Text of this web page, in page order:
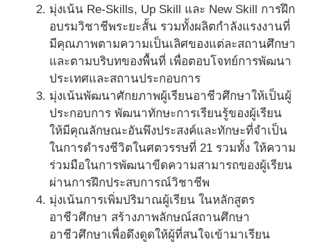
มุ่งเน้น Re-Skills, Up Skill และ New Skill การฝึก
อบรมวิชาชีพระยะสั้น รวมทั้งผลิตกำลังแรงงานที่
มีคุณภาพตามความเป็นเลิศของแต่ละสถานศึกษา
และตามบริบทของพื้นที่ เพื่อตอบโจทย์การพัฒนา
ประเทศและสถานประกอบการ
มุ่งเน้นพัฒนาศักยภาพผู้เรียนอาชีวศึกษาให้เป็นผู้
ประกอบการ พัฒนาทักษะการเรียนรู้ของผู้เรียน
ให้มีคุณลักษณะอันพึงประสงค์และทักษะที่จำเป็น
ในการดำรงชีวิตในศตวรรษที่ 21 รวมทั้ง ให้ความ
ร่วมมือในการพัฒนาขีดความสามารถของผู้เรียน
ผ่านการฝึกประสบการณ์วิชาชีพ
มุ่งเน้นการเพิ่มปริมาณผู้เรียน ในหลักสูตร
อาชีวศึกษา สร้างภาพลักษณ์สถานศึกษา
อาชีวศึกษาเพื่อดึงดูดให้ผู้ที่สนใจเข้ามาเรียน